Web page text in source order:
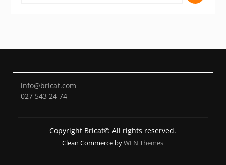
info@bricat.com
027 543 24 74
Copyright Bricat© All rights reserved.
Clean Commerce byWEN Themes